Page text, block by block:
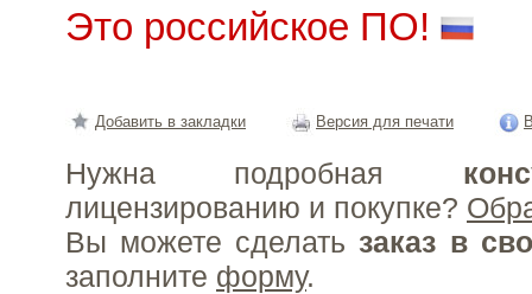
Это российское ПО!
Добавить в закладки Версия для печати
Нужна подробная
лицензированию и покупке?
Вы можете сделать заказ в
заполните форму.